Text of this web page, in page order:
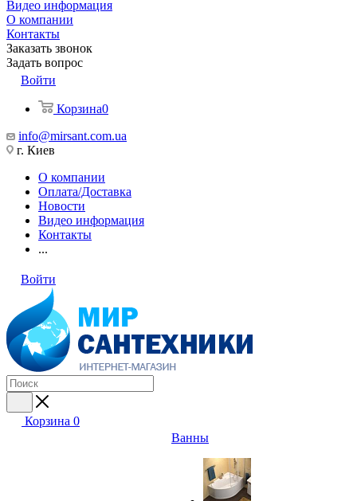
Видео информация
О компании
Контакты
Заказать звонок
Задать вопрос
Войти
Корзина0
info@mirsant.com.ua
г. Киев
О компании
Оплата/Доставка
Новости
Видео информация
Контакты
...
Войти
Корзина 0
Ванны